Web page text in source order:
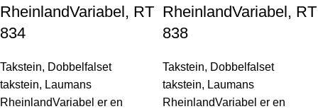
RheinlandVariabel, RT
834
Takstein, Dobbelfalset
takstein, Laumans
RheinlandVariabel er en
RheinlandVariabel, RT
838
Takstein, Dobbelfalset
takstein, Laumans
RheinlandVariabel er en